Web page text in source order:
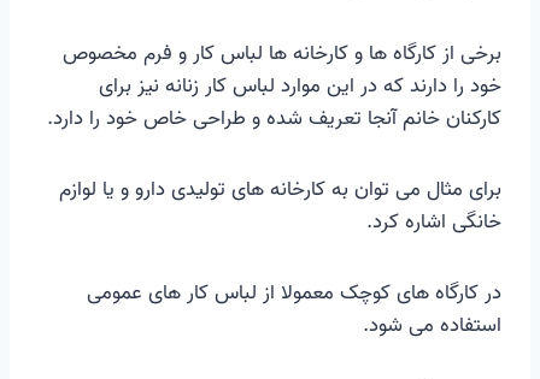
برخی از کارگاه ها و کارخانه ها لباس کار و فرم مخصوص
خود را دارند که در این موارد لباس کار زنانه نیز برای
کارکنان خانم آنجا تعریف شده و طراحی خاص خود را دارد.
برای مثال می توان به کارخانه های تولیدی دارو و یا لوازم
خانگی اشاره کرد.
در کارگاه های کوچک معمولا از لباس کار های عمومی
استفاده می شود.